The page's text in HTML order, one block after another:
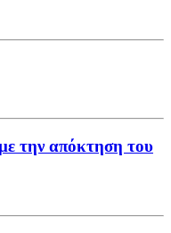
την απόκτηση του